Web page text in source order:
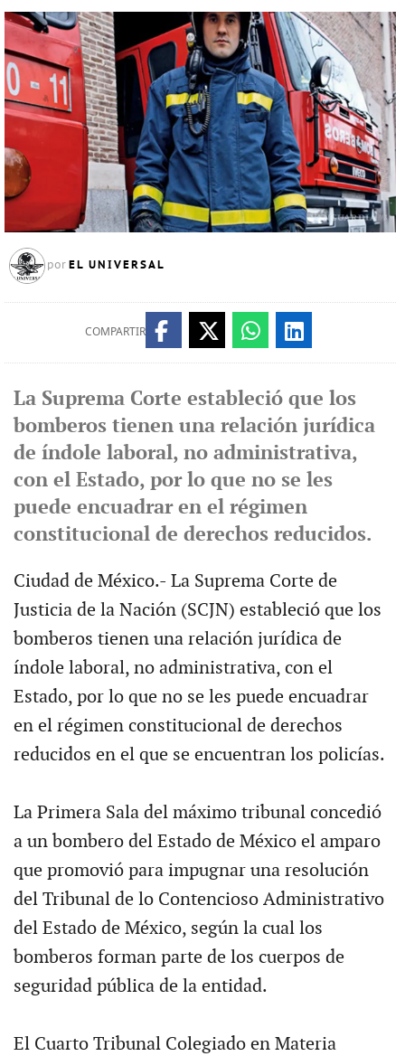
por EL UNIVERSAL
COMPARTIR
La Suprema Corte estableció que los
bomberos tienen una relación jurídica
de índole laboral, no administrativa,
con el Estado, por lo que no se les
puede encuadrar en el régimen
constitucional de derechos reducidos.
Ciudad de México.- La Suprema Corte de
Justicia de la Nación (SCJN) estableció que los
bomberos tienen una relación jurídica de
índole laboral, no administrativa, con el
Estado, por lo que no se les puede encuadrar
en el régimen constitucional de derechos
reducidos en el que se encuentran los policías.
La Primera Sala del máximo tribunal concedió
a un bombero del Estado de México el amparo
que promovió para impugnar una resolución
del Tribunal de lo Contencioso Administrativo
del Estado de México, según la cual los
bomberos forman parte de los cuerpos de
seguridad pública de la entidad.
El Cuarto Tribunal Colegiado en Materia